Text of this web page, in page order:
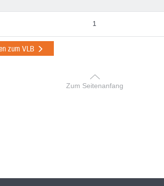
1
zum VLB
Zum Seitenanfang